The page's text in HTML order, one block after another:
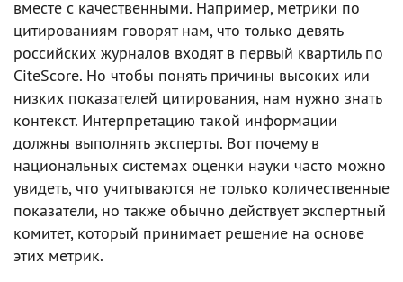
вместе с качественными. Например, метрики по
цитированиям говорят нам, что только девять
российских журналов входят в первый квартиль по
CiteScore. Но чтобы понять причины высоких или
низких показателей цитирования, нам нужно знать
контекст. Интерпретацию такой информации
должны выполнять эксперты. Вот почему в
национальных системах оценки науки часто можно
увидеть, что учитываются не только количественные
показатели, но также обычно действует экспертный
комитет, который принимает решение на основе
этих метрик.